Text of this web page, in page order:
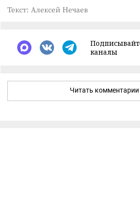
Текст: Алексей Нечаев
каналы
Читать комментарии